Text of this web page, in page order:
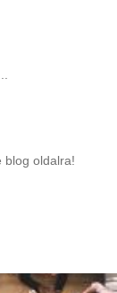
blog oldalra!